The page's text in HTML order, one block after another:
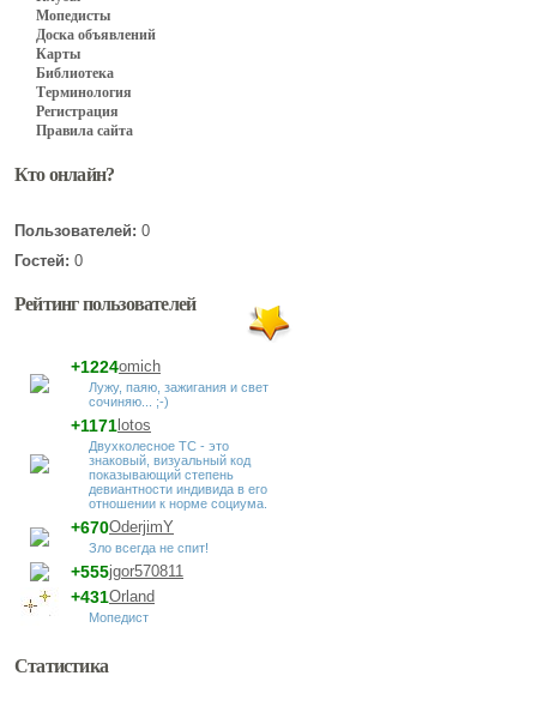
Мопедисты
Доска объявлений
Карты
Библиотека
Терминология
Регистрация
Правила сайта
Кто онлайн?
Пользователей: 0
Гостей: 0
Рейтинг пользователей
omich
+1224
Лужу, паяю, зажигания и свет
сочиняю... ;-)
lotos
+1171
Двухколесное ТС - это
знаковый, визуальный код
показывающий степень
девиантности индивида в его
отношении к норме социума.
OderjimY
+670
Зло всегда не спит!
jgor570811
+555
Orland
+431
Мопедист
Статистика